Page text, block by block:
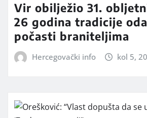
Vir obilježio 31.
26 godina tradicije
počasti braniteljima
Hercegovački info kol 5,